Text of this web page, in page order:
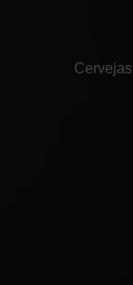
Cervejas